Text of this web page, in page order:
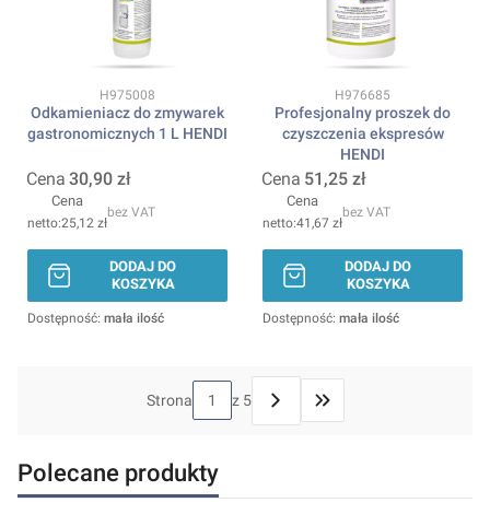
Kod produktu
H975008
Odkamieniacz do zmywarek
gastronomicznych 1 L HENDI
Cena 30,90 zł
Cena
25,12 zł
bez VAT
DODAJ DO
KOSZYKA
Dostępność: mała ilość
Kod produktu
H976685
Profesjonalny proszek do
czyszczenia ekspresów
HENDI
Cena 51,25 zł
Cena
41,67 zł
bez VAT
DODAJ DO
KOSZYKA
Dostępność: mała ilość
Strona z 5 Przejdź do ostatniej
Polecane produkty